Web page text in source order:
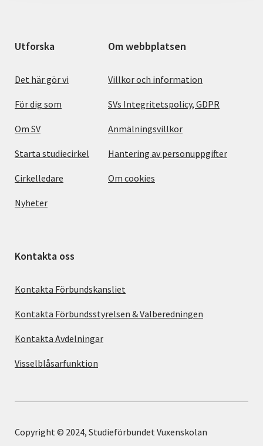
Utforska
Det här gör vi
För dig som
Om SV
Starta studiecirkel
Cirkelledare
Nyheter
Om webbplatsen
Villkor och information
SVs Integritetspolicy, GDPR
Anmälningsvillkor
Hantering av personuppgifter
Om cookies
Kontakta oss
Kontakta Förbundskansliet
Kontakta Förbundsstyrelsen & Valberedningen
Kontakta Avdelningar
Visselblåsarfunktion
Copyright © 2024, Studieförbundet Vuxenskolan